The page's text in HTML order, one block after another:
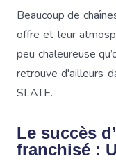
Beaucoup de
offre et leur
peu chaleureuse
retrouve d'ailleurs
SLATE.
Le succès
franchisé :